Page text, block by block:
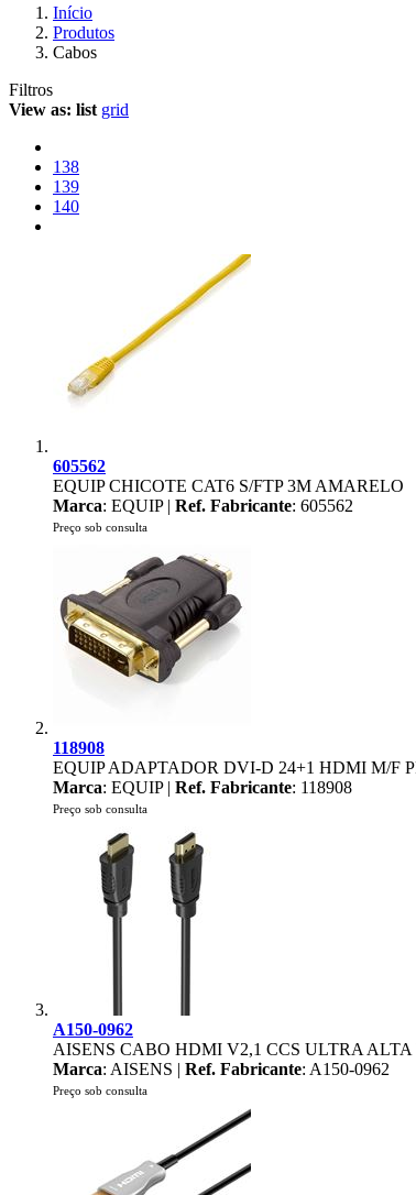
Início
Produtos
Cabos
Filtros
View as: list grid
138
139
140
605562
EQUIP CHICOTE CAT6 S/FTP 3M AMARELO
Marca: EQUIP | Ref. Fabricante: 605562
Preço sob consulta
118908
EQUIP ADAPTADOR DVI-D 24+1 HDMI M/F
Marca: EQUIP | Ref. Fabricante: 118908
Preço sob consulta
A150-0962
AISENS CABO HDMI V2,1 CCS ULTRA
Marca: AISENS | Ref. Fabricante: A150-0962
Preço sob consulta